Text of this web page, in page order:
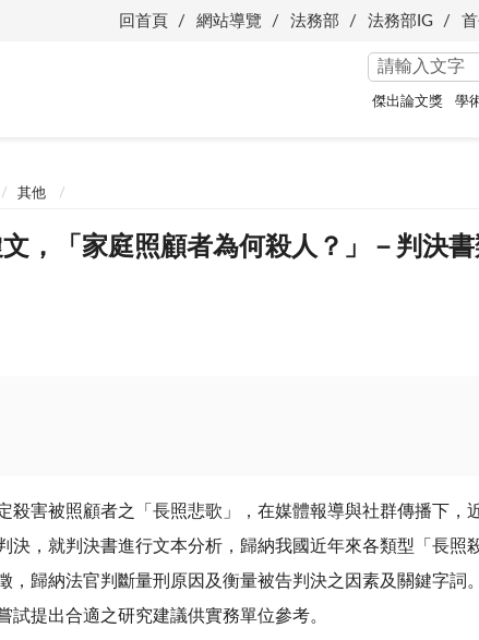
回首頁 網站導覽 法務部 法務部IG
傑出論文獎 學
其他
，「家庭照顧者為何殺人？」－判決
殺害被照顧者之「長照悲歌」，在媒體報導與社群傳播下，
決，就判決書進行文本分析，歸納我國近年來各類型「長照
，歸納法官判斷量刑原因及衡量被告判決之因素及關鍵字詞
提出合適之研究建議供實務單位參考。